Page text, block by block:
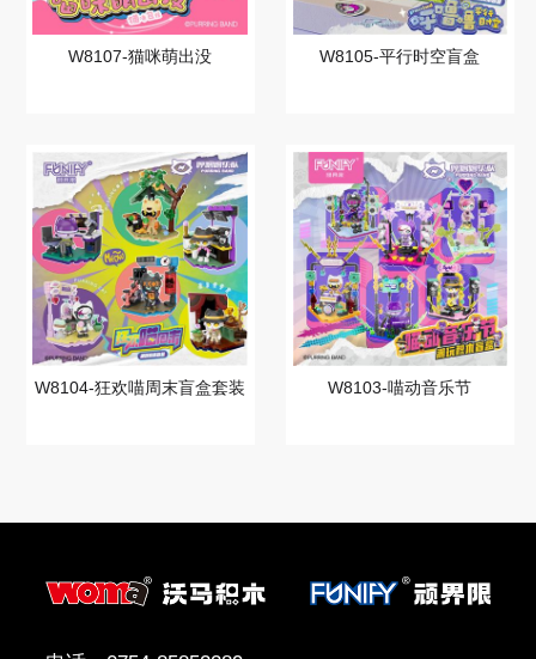
W8107-猫咪萌出没 W8105-平行时空盲盒
W8104-狂欢喵周末盲盒套装 W8103-喵动音乐节